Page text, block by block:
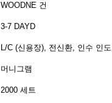
WOODNE 건
3-7 DAYD
L/C (신용장), 전신환, 인수 인
머니그램
2000 세트